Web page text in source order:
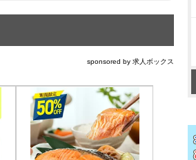
sponsored by 求人ボックス